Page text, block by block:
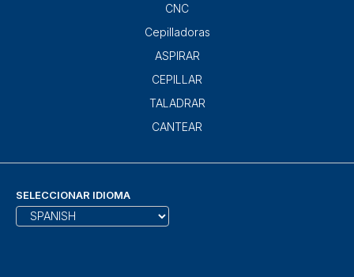
CNC
Cepilladoras
ASPIRAR
CEPILLAR
TALADRAR
CANTEAR
SELECCIONAR IDIOMA